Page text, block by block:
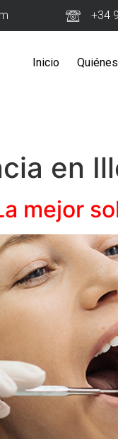
+34
Inicio
en
mejor